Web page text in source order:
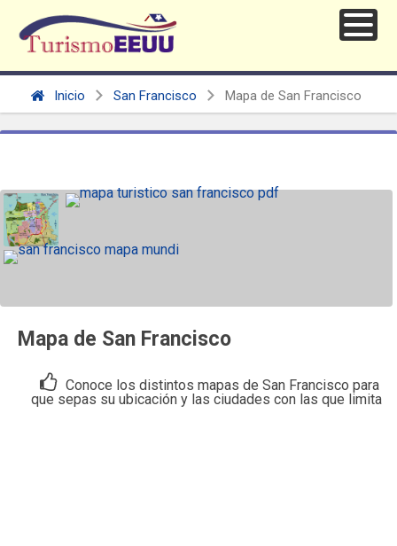
Inicio San Francisco Mapa de San Francisco
Mapa de San Francisco
Conoce los distintos mapas de San Francisco para
que sepas su ubicación y las ciudades con las que limita